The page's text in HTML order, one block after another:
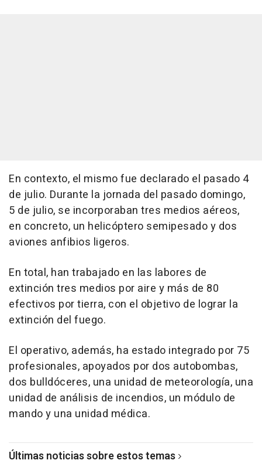
En contexto, el mismo fue declarado el pasado 4
de julio. Durante la jornada del pasado domingo,
5 de julio, se incorporaban tres medios aéreos,
en concreto, un helicóptero semipesado y dos
aviones anfibios ligeros.
En total, han trabajado en las labores de
extinción tres medios por aire y más de 80
efectivos por tierra, con el objetivo de lograr la
extinción del fuego.
El operativo, además, ha estado integrado por 75
profesionales, apoyados por dos autobombas,
dos bulldóceres, una unidad de meteorología, una
unidad de análisis de incendios, un módulo de
mando y una unidad médica.
Últimas noticias sobre estos temas